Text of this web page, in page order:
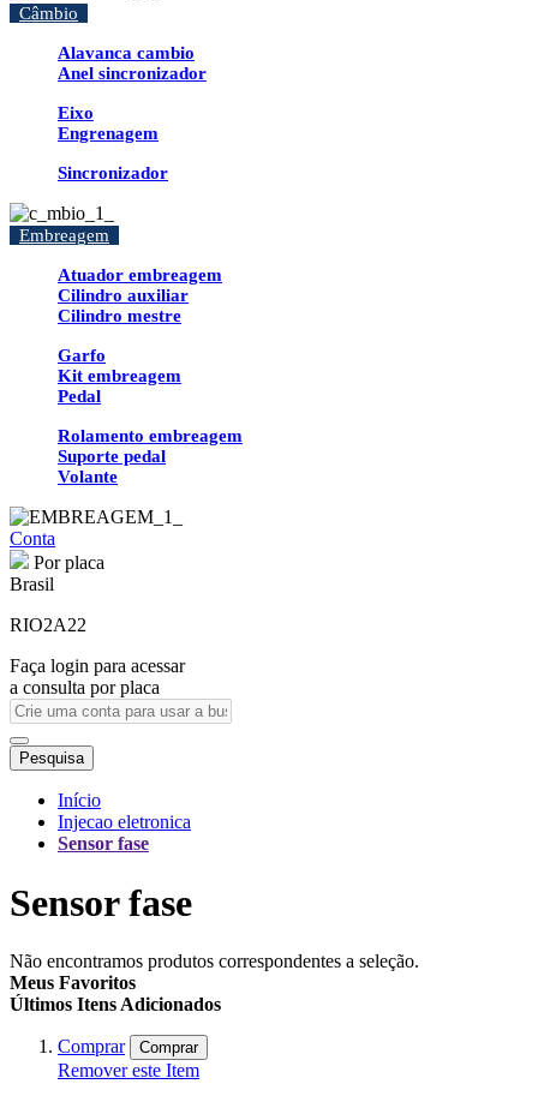
Câmbio
Alavanca cambio
Anel sincronizador
Eixo
Engrenagem
Sincronizador
Embreagem
Atuador embreagem
Cilindro auxiliar
Cilindro mestre
Garfo
Kit embreagem
Pedal
Rolamento embreagem
Suporte pedal
Volante
Conta
Por placa
Brasil
RIO2A22
Faça login para acessar
a consulta por placa
Pesquisa
Início
Injecao eletronica
Sensor fase
Sensor fase
Não encontramos produtos correspondentes a seleção.
Meus Favoritos
Últimos Itens Adicionados
Comprar Comprar
Remover este Item